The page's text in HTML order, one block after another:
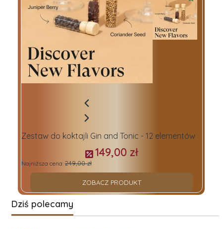
Zestaw do koktajli Gin and Tonic - 12 elementów
149,00 zł
Najniższa cena: 249,00 zł
ZOBACZ PRODUKT
Dziś polecamy